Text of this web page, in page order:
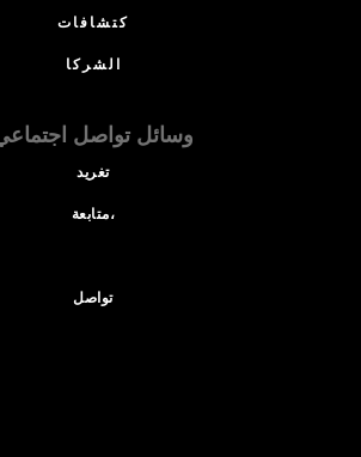
كتشافات
الشركا
وسائل تواصل
تغريد
متابعة،
تواصل